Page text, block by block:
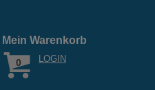
Mein Warenkorb
0 LOGIN